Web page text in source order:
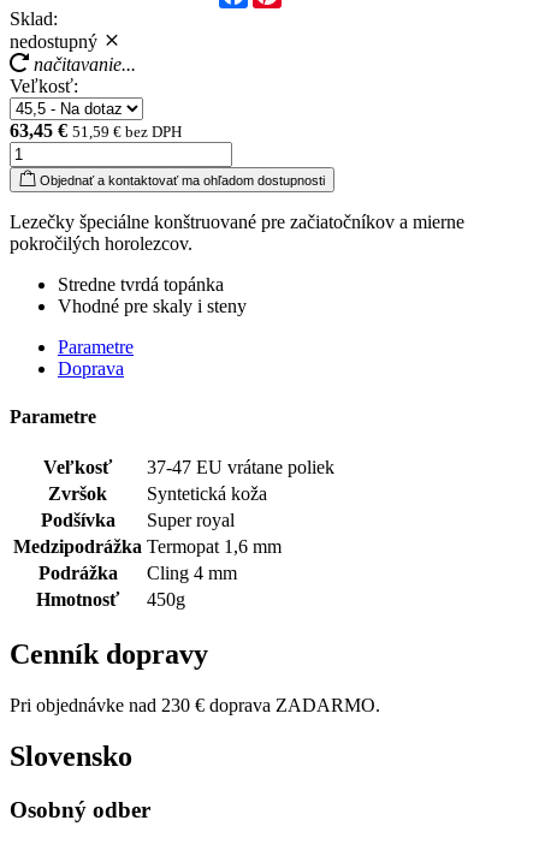
Sklad:
nedostupný
načitavanie...
Veľkosť:
63,45 € 51,59 € bez DPH
Objednať a kontaktovať ma ohľadom dostupnosti
Lezečky špeciálne konštruované pre začiatočníkov a mierne
pokročilých horolezcov.
Stredne tvrdá topánka
Vhodné pre skaly i steny
Parametre
Doprava
Parametre
Veľkosť
37-47 EU vrátane poliek
Zvršok
Syntetická koža
Podšívka
Super royal
Medzipodrážka Termopat 1,6 mm
Podrážka
Cling 4 mm
Hmotnosť
450g
Cenník dopravy
Pri objednávke nad 230 € doprava ZADARMO.
Slovensko
Osobný odber